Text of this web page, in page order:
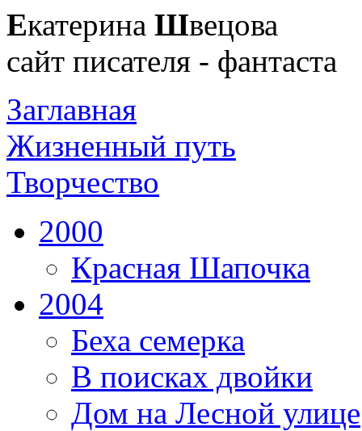
Екатерина Швецова
сайт писателя - фантаста
Заглавная
Жизненный путь
Творчество
2000
Красная Шапочка
2004
Беха семерка
В поисках двойки
Дом на Лесной улице